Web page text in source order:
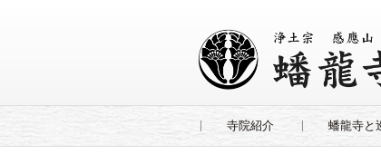
寺院紹介 蟠龍寺と